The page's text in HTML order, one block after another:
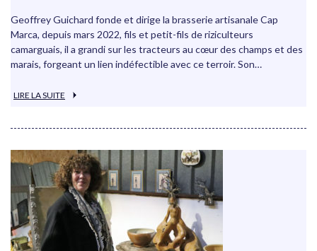
Geoffrey Guichard fonde et dirige la brasserie artisanale Cap
Marca, depuis mars 2022, fils et petit-fils de riziculteurs
camarguais, il a grandi sur les tracteurs au cœur des champs et des
marais, forgeant un lien indéfectible avec ce terroir. Son…
LIRE LA SUITE